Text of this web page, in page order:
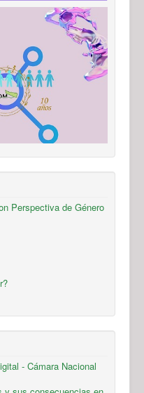
Perspectiva de Género
- Cámara Nacional